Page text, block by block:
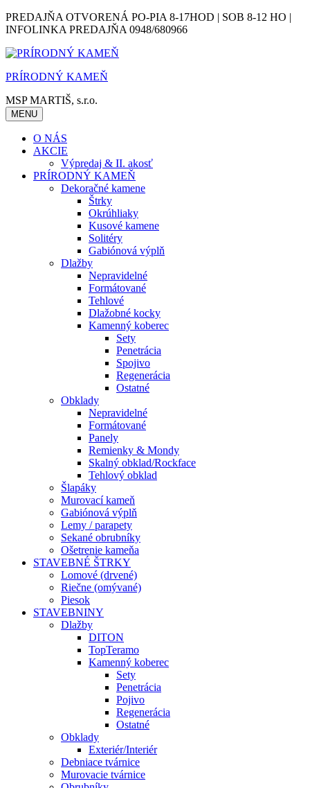
Skip
to
PREDAJŇA OTVORENÁ PO-PIA 8-17HOD | SOB 8-12 HO |
INFOLINKA PREDAJŇA 0948/680966
PRÍRODNÝ KAMEŇ
MSP MARTIŠ, s.r.o.
MENU
O NÁS
AKCIE
Výpredaj & II. akosť
PRÍRODNÝ KAMEŇ
Dekoračné kamene
Štrky
Okrúhliaky
Kusové kamene
Solitéry
Gabiónová výplň
Dlažby
Nepravidelné
Formátované
Tehlové
Dlažobné kocky
Kamenný koberec
Sety
Penetrácia
Spojivo
Regenerácia
Ostatné
Obklady
Nepravidelné
Formátované
Panely
Remienky & Mondy
Skalný obklad/Rockface
Tehlový obklad
Šlapáky
Murovací kameň
Gabiónová výplň
Lemy / parapety
Sekané obrubníky
Ošetrenie kameňa
STAVEBNÉ ŠTRKY
Lomové (drvené)
Riečne (omývané)
Piesok
STAVEBNINY
Dlažby
DITON
TopTeramo
Kamenný koberec
Sety
Penetrácia
Pojivo
Regenerácia
Ostatné
Obklady
Exteriér/Interiér
Debniace tvárnice
Murovacie tvárnice